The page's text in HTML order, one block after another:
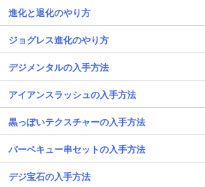
進化と退化のやり方
ジョグレス進化のやり方
デジメンタルの入手方法
アイアンスラッシュの入手方法
黒っぽいテクスチャーの入手方法
バーベキュー串セットの入手方法
デジ宝石の入手方法